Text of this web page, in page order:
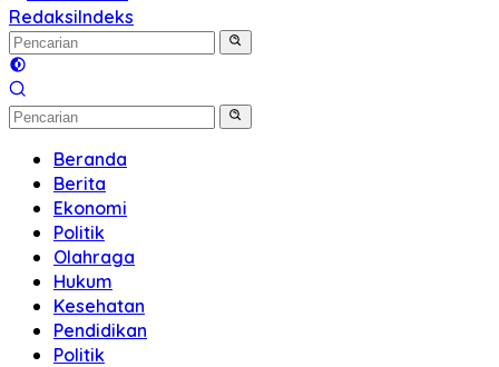
RedaksiIndeks
Beranda
Berita
Ekonomi
Politik
Olahraga
Hukum
Kesehatan
Pendidikan
Politik